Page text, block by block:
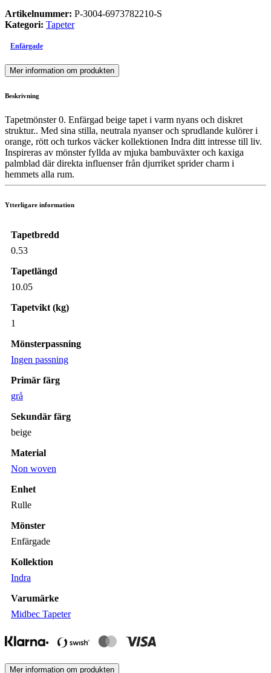
Artikelnummer: P-3004-6973782210-S
Kategori: Tapeter
Enfärgade
Mer information om produkten
Beskrivning
Tapetmönster 0. Enfärgad beige tapet i varm nyans och diskret
struktur.. Med sina stilla, neutrala nyanser och sprudlande kulörer i
orange, rött och turkos väcker kollektionen Indra ditt intresse till liv.
Inspireras av mönster fyllda av mjuka bambuväxter och kaxiga
palmblad där direkta influenser från djurriket sprider charm i
hemmets alla rum.
Ytterligare information
Tapetbredd
0.53
Tapetlängd
10.05
Tapetvikt (kg)
1
Mönsterpassning
Ingen passning
Primär färg
grå
Sekundär färg
beige
Material
Non woven
Enhet
Rulle
Mönster
Enfärgade
Kollektion
Indra
Varumärke
Midbec Tapeter
Mer information om produkten